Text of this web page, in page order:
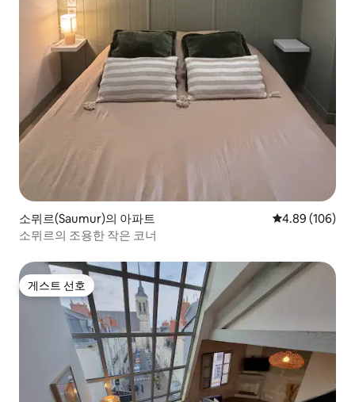
소뮈르(Saumur)의 아파트 평점 4.89점(5
4.89 (106)
소뮈르의 조용한 작은 코너
게스트 선호
게스트 선호